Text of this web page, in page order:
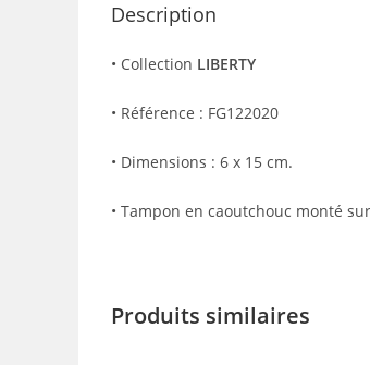
Description
• Collection LIBERTY
• Référence : FG122020
• Dimensions : 6 x 15 cm.
• Tampon en caoutchouc monté sur
Produits similaires